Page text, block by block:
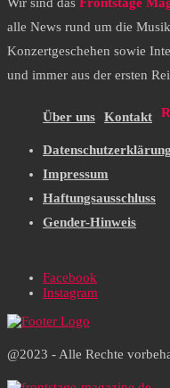
Wir sind das Frontstage
alle News rund um die
Konzertgeschehen sowie
und immer aus der ersten
Über uns Kontakt
Datenschutzerklärung
Impressum
Haftungsausschluss
Gender-Hinweis
Facebook
Instagram
@2023 - Alle Rechte